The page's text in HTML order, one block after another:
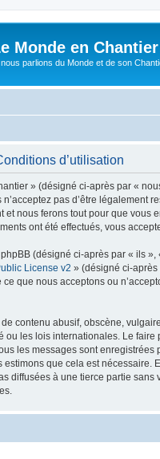
Monde en Chantier
parlions du Monde et de son
d’utilisation
» (désigné ci-après par «
pas d’être légalement
et nous ferons tout pour que
ont été effectués, vous
(désigné ci-après par « ils
License v2 » (désigné ci-
ce que nous acceptons ou
contenu abusif, obscène,
ou les lois internationales. Le
les messages sont
estimons que cela est
diffusées à une tierce partie